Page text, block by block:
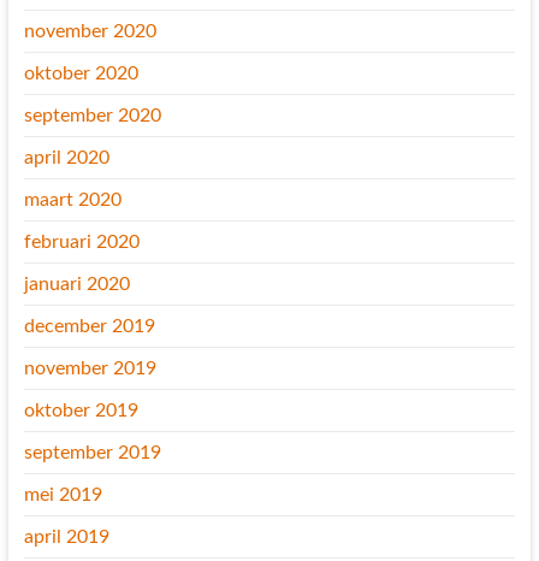
november 2020
oktober 2020
september 2020
april 2020
maart 2020
februari 2020
januari 2020
december 2019
november 2019
oktober 2019
september 2019
mei 2019
april 2019